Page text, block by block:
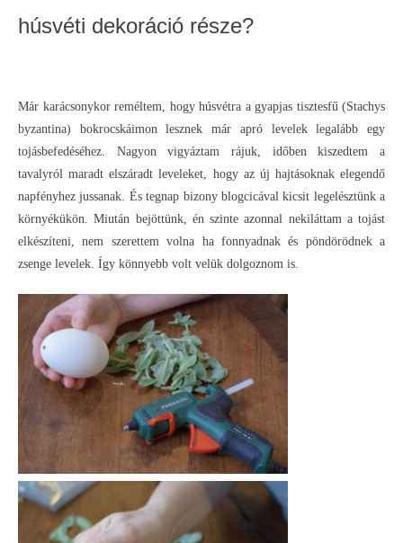
húsvéti dekoráció része?
Már karácsonykor reméltem, hogy húsvétra a gyapjas tisztesfű (Stachys
byzantina) bokrocskáimon lesznek már apró levelek legalább egy
tojásbefedéséhez. Nagyon vigyáztam rájuk, időben kiszedtem a
tavalyról maradt elszáradt leveleket, hogy az új hajtásoknak elegendő
napfényhez jussanak. És tegnap bizony blogcicával kicsit legelésztünk a
környékükön. Miután bejöttünk, én szinte azonnal nekiláttam a tojást
elkészíteni, nem szerettem volna ha fonnyadnak és pöndörödnek a
zsenge levelek. Így könnyebb volt velük dolgoznom is.